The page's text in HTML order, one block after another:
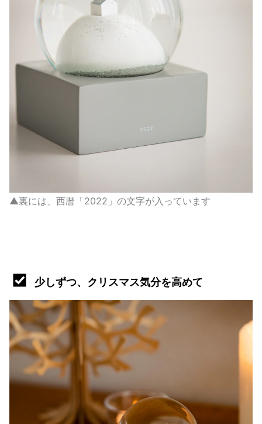
▲裏には、西暦「2022」の文字が入っています
少しずつ、クリスマス気分を高めて